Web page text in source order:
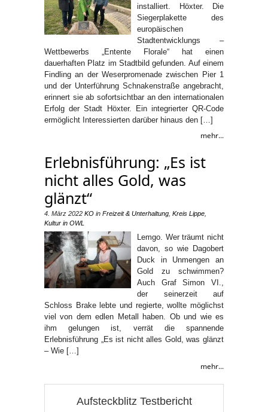
installiert. Höxter. Die
Siegerplakette des
europäischen
Stadtentwicklungs –
Wettbewerbs „Entente Florale“ hat einen
dauerhaften Platz im Stadtbild gefunden. Auf einem
Findling an der Weserpromenade zwischen Pier 1
und der Unterführung Schnakenstraße angebracht,
erinnert sie ab sofortsichtbar an den internationalen
Erfolg der Stadt Höxter. Ein integrierter QR-Code
ermöglicht Interessierten darüber hinaus den […]
mehr...
Erlebnisführung: „Es ist
nicht alles Gold, was
glänzt“
4. März 2022 KO in Freizeit & Unterhaltung Kreis Lippe
Kultur in OWL
Lemgo. Wer träumt nicht
davon, so wie Dagobert
Duck in Unmengen an
Gold zu schwimmen?
Auch Graf Simon VI.,
der seinerzeit auf
Schloss Brake lebte und regierte, wollte möglichst
viel von dem edlen Metall haben. Ob und wie es
ihm gelungen ist, verrät die spannende
Erlebnisführung „Es ist nicht alles Gold, was glänzt
– Wie […]
mehr...
Aufsteckblitz Testbericht